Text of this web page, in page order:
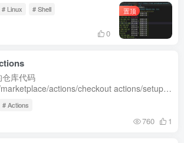
置顶
# Linux # Shell
0
库代码
actions/checkout actions/setup-
环境。
actions/setup-node-js-
# Actions
760 1